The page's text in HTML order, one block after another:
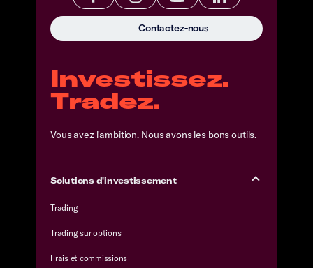
Investissez.
Tradez.
Vous avez l'ambition. Nous avons les bons outils.
Solutions d'investissement
Trading
Trading sur options
Frais et commissions